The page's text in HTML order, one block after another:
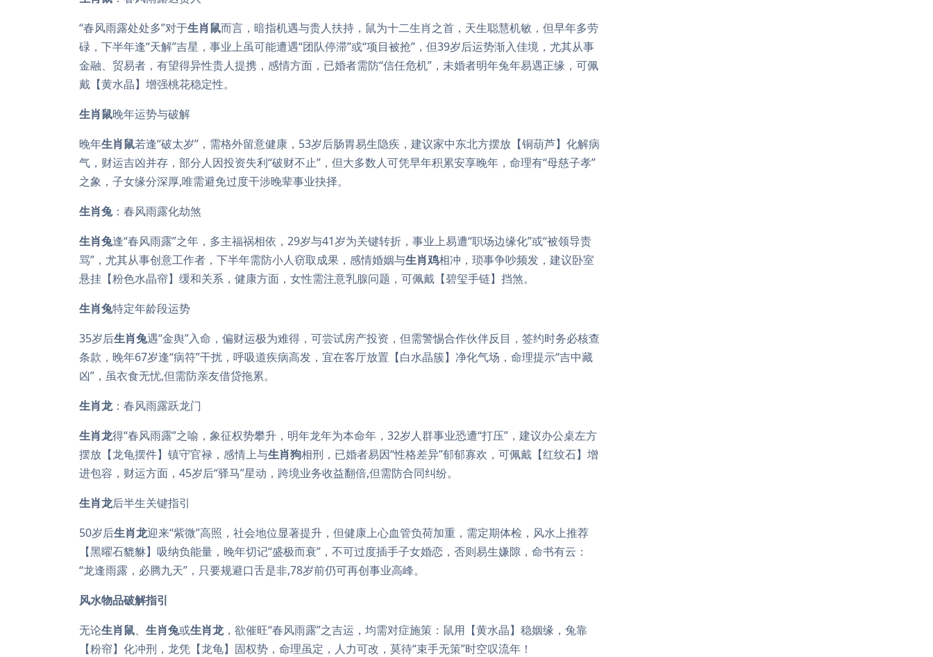
“春风雨露处处多”对于生肖鼠而言，暗指机遇与贵人扶持，鼠为十二生肖之首，天生聪慧机敏，但早年多劳
碌，下半年逢“天解”吉星，事业上虽可能遭遇“团队停滞”或“项目被抢”，但39岁后运势渐入佳境，尤其从事
金融、贸易者，有望得异性贵人提携，感情方面，已婚者需防“信任危机”，未婚者明年兔年易遇正缘，可佩
戴【黄水晶】增强桃花稳定性。
生肖鼠晚年运势与破解
晚年生肖鼠若逢“破太岁”，需格外留意健康，53岁后肠胃易生隐疾，建议家中东北方摆放【铜葫芦】化解病
气，财运吉凶并存，部分人因投资失利“破财不止”，但大多数人可凭早年积累安享晚年，命理有“母慈子孝”
之象，子女缘分深厚,唯需避免过度干涉晚辈事业抉择。
生肖兔：春风雨露化劫煞
生肖兔逢“春风雨露”之年，多主福祸相依，29岁与41岁为关键转折，事业上易遭“职场边缘化”或“被领导责
骂”，尤其从事创意工作者，下半年需防小人窃取成果，感情婚姻与生肖鸡相冲，琐事争吵频发，建议卧室
悬挂【粉色水晶帘】缓和关系，健康方面，女性需注意乳腺问题，可佩戴【碧玺手链】挡煞。
生肖兔特定年龄段运势
35岁后生肖兔遇“金舆”入命，偏财运极为难得，可尝试房产投资，但需警惕合作伙伴反目，签约时务必核查
条款，晚年67岁逢“病符”干扰，呼吸道疾病高发，宜在客厅放置【白水晶簇】净化气场，命理提示“吉中藏
凶”，虽衣食无忧,但需防亲友借贷拖累。
生肖龙：春风雨露跃龙门
生肖龙得“春风雨露”之喻，象征权势攀升，明年龙年为本命年，32岁人群事业恐遭“打压”，建议办公桌左方
摆放【龙龟摆件】镇守官禄，感情上与生肖狗相刑，已婚者易因“性格差异”郁郁寡欢，可佩戴【红纹石】增
进包容，财运方面，45岁后“驿马”星动，跨境业务收益翻倍,但需防合同纠纷。
生肖龙后半生关键指引
50岁后生肖龙迎来“紫微”高照，社会地位显著提升，但健康上心血管负荷加重，需定期体检，风水上推荐
【黑曜石貔貅】吸纳负能量，晚年切记“盛极而衰”，不可过度插手子女婚恋，否则易生嫌隙，命书有云：
“龙逢雨露，必腾九天”，只要规避口舌是非,78岁前仍可再创事业高峰。
风水物品破解指引
无论生肖鼠、 生肖兔或生肖龙，欲催旺“春风雨露”之吉运，均需对症施策：鼠用【黄水晶】稳姻缘，兔靠
【粉帘】化冲刑，龙凭【龙龟】固权势，命理虽定，人力可改，莫待“束手无策”时空叹流年！